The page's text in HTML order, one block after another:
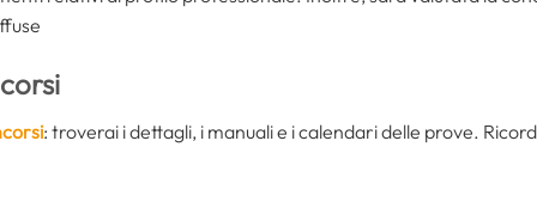
: troverai i dettagli, i manuali e i calendari delle prove.